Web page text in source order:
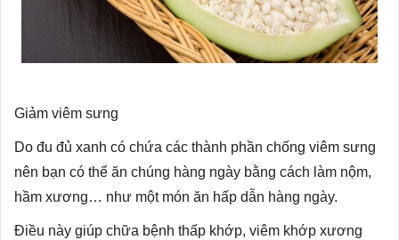
Giảm viêm sưng
Do đu đủ xanh có chứa các thành phần chống viêm sưng
nên bạn có thể ăn chúng hàng ngày bằng cách làm nộm,
hầm xương… như một món ăn hấp dẫn hàng ngày.
Điều này giúp chữa bệnh thấp khớp, viêm khớp xương